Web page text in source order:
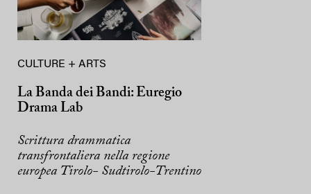
CULTURE + ARTS
La Banda dei Bandi: Euregio
Drama Lab
Scrittura drammatica
transfrontaliera nella regione
europea Tirolo- Sudtirolo-Trentino